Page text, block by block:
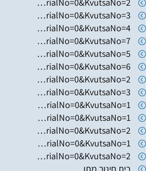
https://www.hugim.org.il/HugimWeb.dll?FromMatnasSite=1&KodMatnas=902&HugIndexNo=2379&HugSerialNo=0&KvutsaNo=3
https://www.hugim.org.il/HugimWeb.dll?FromMatnasSite=1&KodMatnas=902&HugIndexNo=2379&HugSerialNo=0&KvutsaNo=4
https://www.hugim.org.il/HugimWeb.dll?FromMatnasSite=1&KodMatnas=902&HugIndexNo=2379&HugSerialNo=0&KvutsaNo=7
https://www.hugim.org.il/HugimWeb.dll?FromMatnasSite=1&KodMatnas=902&HugIndexNo=2379&HugSerialNo=0&KvutsaNo=5
https://www.hugim.org.il/HugimWeb.dll?FromMatnasSite=1&KodMatnas=902&HugIndexNo=2021&HugSerialNo=0&KvutsaNo=6
https://www.hugim.org.il/HugimWeb.dll?FromMatnasSite=1&KodMatnas=902&HugIndexNo=2021&HugSerialNo=0&KvutsaNo=2
https://www.hugim.org.il/HugimWeb.dll?FromMatnasSite=1&KodMatnas=902&HugIndexNo=2021&HugSerialNo=0&KvutsaNo=3
https://www.hugim.org.il/HugimWeb.dll?FromMatnasSite=1&KodMatnas=902&HugIndexNo=2021&HugSerialNo=0&KvutsaNo=1
https://www.hugim.org.il/HugimWeb.dll?FromMatnasSite=1&KodMatnas=902&HugIndexNo=2052&HugSerialNo=0&KvutsaNo=1
https://www.hugim.org.il/HugimWeb.dll?FromMatnasSite=1&KodMatnas=902&HugIndexNo=2052&HugSerialNo=0&KvutsaNo=2
https://www.hugim.org.il/HugimWeb.dll?FromMatnasSite=1&KodMatnas=902&HugIndexNo=2671&HugSerialNo=0&KvutsaNo=1
https://www.hugim.org.il/HugimWeb.dll?FromMatnasSite=1&KodMatnas=902&HugIndexNo=2671&HugSerialNo=0&KvutsaNo=2